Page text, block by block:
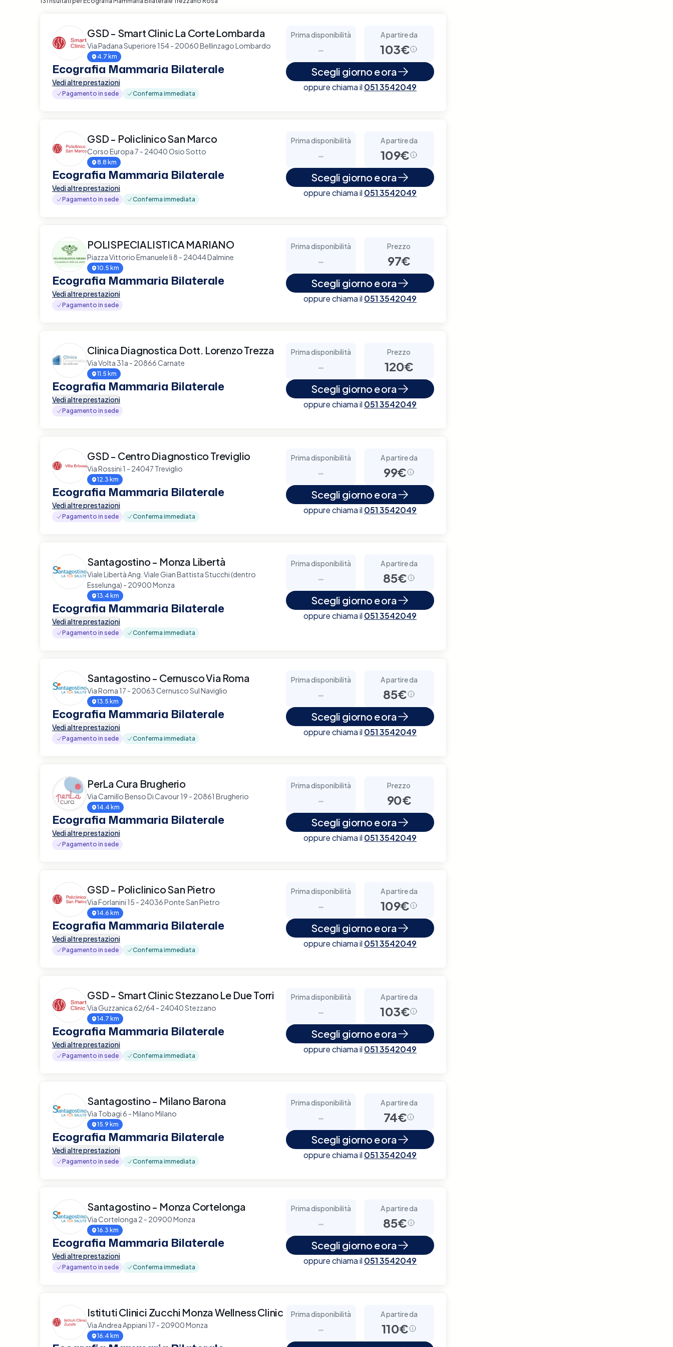
GSD - Smart Clinic La Corte Lombarda
Via Padana Superiore 154 - 20060 Bellinzago Lombardo
4.7 km
Ecografia Mammaria Bilaterale
Vedi altre prestazioni
Pagamento in sede Conferma immediata
Prima disponibilità
-
A partire da
103€
Scegli giorno e ora
oppure chiama il 051 3542049
GSD - Policlinico San Marco
Corso Europa 7 - 24040 Osio Sotto
8.8 km
Ecografia Mammaria Bilaterale
Vedi altre prestazioni
Pagamento in sede Conferma immediata
Prima disponibilità
-
A partire da
109€
Scegli giorno e ora
oppure chiama il 051 3542049
POLISPECIALISTICA MARIANO
Piazza Vittorio Emanuele Ii 8 - 24044 Dalmine
10.5 km
Ecografia Mammaria Bilaterale
Vedi altre prestazioni
Pagamento in sede
Prima disponibilità
-
Prezzo
97€
Scegli giorno e ora
oppure chiama il 051 3542049
Clinica Diagnostica Dott. Lorenzo Trezza
Via Volta 31a - 20866 Carnate
11.5 km
Ecografia Mammaria Bilaterale
Vedi altre prestazioni
Pagamento in sede
Prima disponibilità
-
Prezzo
120€
Scegli giorno e ora
oppure chiama il 051 3542049
GSD - Centro Diagnostico Treviglio
Via Rossini 1 - 24047 Treviglio
12.3 km
Ecografia Mammaria Bilaterale
Vedi altre prestazioni
Pagamento in sede Conferma immediata
Prima disponibilità
-
A partire da
99€
Scegli giorno e ora
oppure chiama il 051 3542049
Santagostino - Monza Libertà
Viale Libertà Ang. Viale Gian Battista Stucchi (dentro
Esselunga) - 20900 Monza
13.4 km
Ecografia Mammaria Bilaterale
Vedi altre prestazioni
Pagamento in sede Conferma immediata
Prima disponibilità
-
A partire da
85€
Scegli giorno e ora
oppure chiama il 051 3542049
Santagostino - Cernusco Via Roma
Via Roma 17 - 20063 Cernusco Sul Naviglio
13.5 km
Ecografia Mammaria Bilaterale
Vedi altre prestazioni
Pagamento in sede Conferma immediata
Prima disponibilità
-
A partire da
85€
Scegli giorno e ora
oppure chiama il 051 3542049
PerLa Cura Brugherio
Via Camillo Benso Di Cavour 19 - 20861 Brugherio
14.4 km
Ecografia Mammaria Bilaterale
Vedi altre prestazioni
Pagamento in sede
Prima disponibilità
-
Prezzo
90€
Scegli giorno e ora
oppure chiama il 051 3542049
GSD - Policlinico San Pietro
Via Forlanini 15 - 24036 Ponte San Pietro
14.6 km
Ecografia Mammaria Bilaterale
Vedi altre prestazioni
Pagamento in sede Conferma immediata
Prima disponibilità
-
A partire da
109€
Scegli giorno e ora
oppure chiama il 051 3542049
GSD - Smart Clinic Stezzano Le Due Torri
Via Guzzanica 62/64 - 24040 Stezzano
14.7 km
Ecografia Mammaria Bilaterale
Vedi altre prestazioni
Pagamento in sede Conferma immediata
Prima disponibilità
-
A partire da
103€
Scegli giorno e ora
oppure chiama il 051 3542049
Santagostino - Milano Barona
Via Tobagi 6 - Milano Milano
15.9 km
Ecografia Mammaria Bilaterale
Vedi altre prestazioni
Pagamento in sede Conferma immediata
Prima disponibilità
-
A partire da
74€
Scegli giorno e ora
oppure chiama il 051 3542049
Santagostino - Monza Cortelonga
Via Cortelonga 2 - 20900 Monza
16.3 km
Ecografia Mammaria Bilaterale
Vedi altre prestazioni
Pagamento in sede Conferma immediata
Prima disponibilità
-
A partire da
85€
Scegli giorno e ora
oppure chiama il 051 3542049
Istituti Clinici Zucchi Monza Wellness Clinic
Via Andrea Appiani 17 - 20900 Monza
16.4 km
Prima disponibilità
-
A partire da
110€